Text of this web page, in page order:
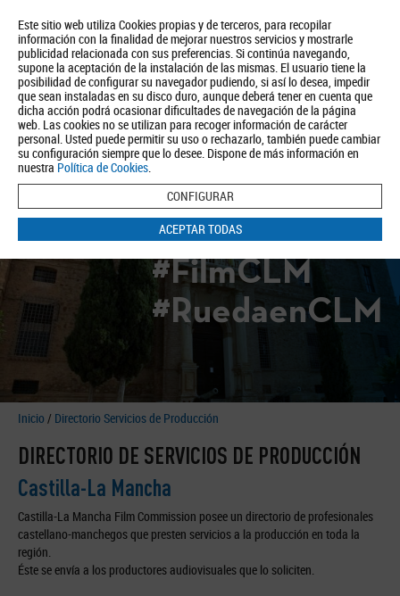
Este sitio web utiliza Cookies propias y de terceros, para recopilar
información con la finalidad de mejorar nuestros servicios y mostrarle
publicidad relacionada con sus preferencias. Si continúa navegando,
supone la aceptación de la instalación de las mismas. El usuario tiene la
posibilidad de configurar su navegador pudiendo, si así lo desea, impedir
que sean instaladas en su disco duro, aunque deberá tener en cuenta que
dicha acción podrá ocasionar dificultades de navegación de la página
web. Las cookies no se utilizan para recoger información de carácter
personal. Usted puede permitir su uso o rechazarlo, también puede cambiar
su configuración siempre que lo desee. Dispone de más información en
nuestra Política de Cookies.
CONFIGURAR
ACEPTAR TODAS
Quiénes somos Turismo Política de Privacidad Aviso Legal
Política de Cookies
BUSCAR
#FilmCLM
#RuedaenCLM
Inicio / Directorio Servicios de Producción
DIRECTORIO DE SERVICIOS DE PRODUCCIÓN
Castilla-La Mancha
Castilla-La Mancha Film Commission posee un directorio de profesionales
castellano-manchegos que presten servicios a la producción en toda la
región.
Éste se envía a los productores audiovisuales que lo soliciten.